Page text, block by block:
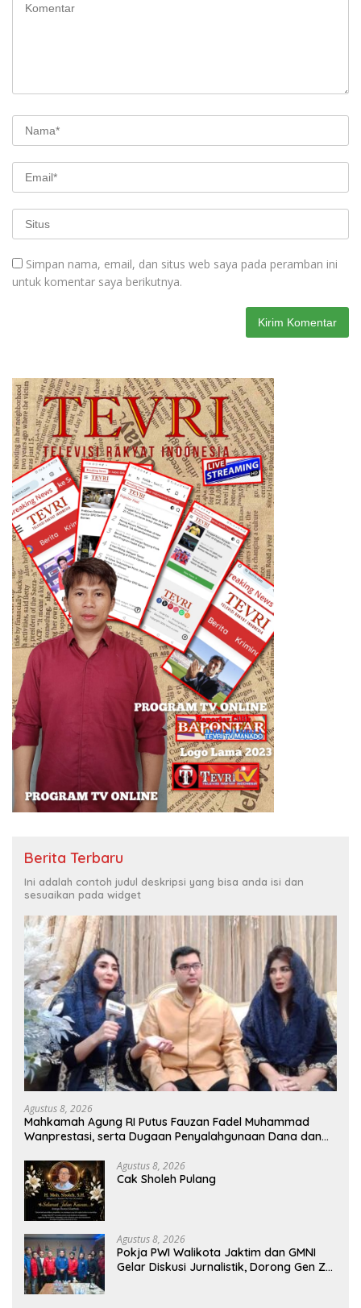
Simpan nama, email, dan situs web saya pada peramban ini
untuk komentar saya berikutnya.
Berita Terbaru
Ini adalah contoh judul deskripsi yang bisa anda isi dan
sesuaikan pada widget
Agustus 8, 2026
Mahkamah Agung RI Putus Fauzan Fadel Muhammad
Wanprestasi, serta Dugaan Penyalahgunaan Dana dan
Agustus 8, 2026
Cak Sholeh Pulang
Agustus 8, 2026
Pokja PWI Walikota Jaktim dan GMNI
Gelar Diskusi Jurnalistik, Dorong Gen Z